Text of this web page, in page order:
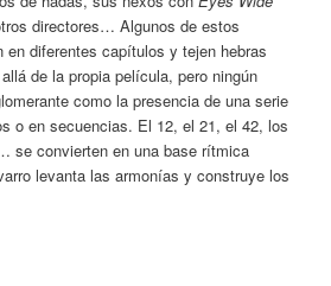
directores… Algunos de estos
en diferentes capítulos y tejen hebras
de la propia película, pero ningún
como la presencia de una serie
o en secuencias. El 12, el 21, el 42, los
se convierten en una base rítmica
levanta las armonías y construye los